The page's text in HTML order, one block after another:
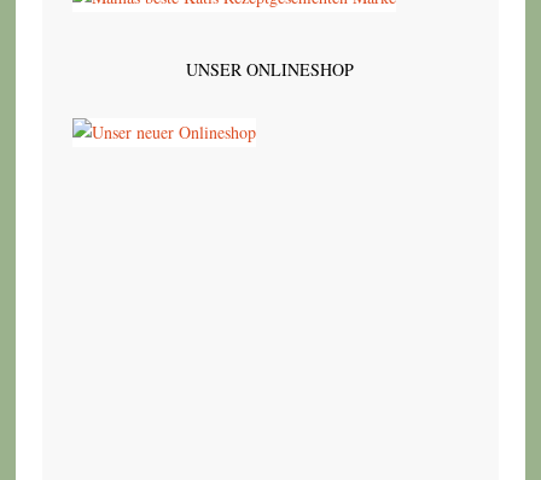
UNSER ONLINESHOP